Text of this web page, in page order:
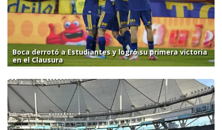
Boca derrotó a Estudiantes y logró su primera victoria
en el Clausura